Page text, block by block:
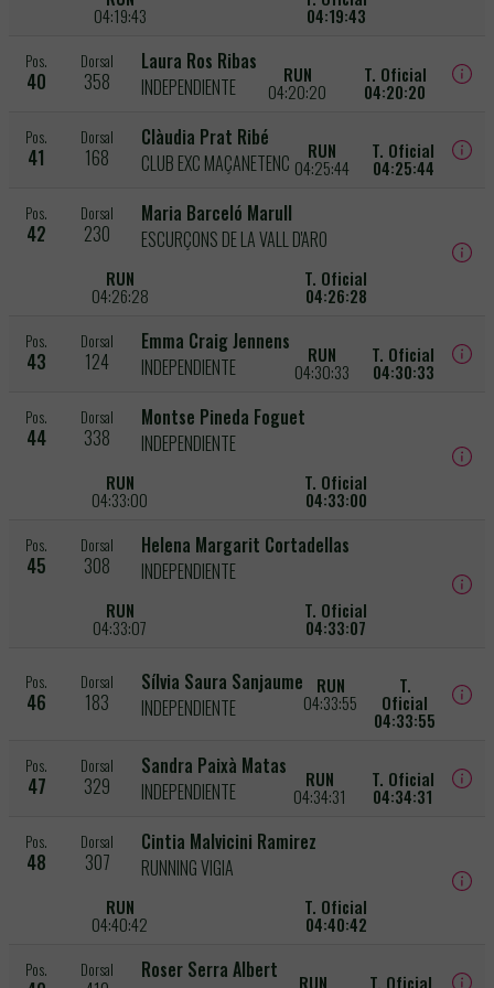
04:19:43 04:19:43
Pos.
40
Dorsal
358
Laura Ros Ribas
INDEPENDIENTE
RUN
04:20:20
T. Oficial
04:20:20
Pos.
41
Dorsal
168
Clàudia Prat Ribé
CLUB EXC MAÇANETENC
RUN
04:25:44
T. Oficial
04:25:44
Pos.
42
Dorsal
230
Maria Barceló Marull
ESCURÇONS DE LA VALL D'ARO
RUN
04:26:28
T. Oficial
04:26:28
Pos.
43
Dorsal
124
Emma Craig Jennens
INDEPENDIENTE
RUN
04:30:33
T. Oficial
04:30:33
Pos.
44
Dorsal
338
Montse Pineda Foguet
INDEPENDIENTE
RUN
04:33:00
T. Oficial
04:33:00
Pos.
45
Dorsal
308
Helena Margarit Cortadellas
INDEPENDIENTE
RUN
04:33:07
T. Oficial
04:33:07
Pos.
46
Dorsal
183
Sílvia Saura Sanjaume
INDEPENDIENTE
RUN
04:33:55
T.
Oficial
04:33:55
Pos.
47
Dorsal
329
Sandra Paixà Matas
INDEPENDIENTE
RUN
04:34:31
T. Oficial
04:34:31
Pos.
48
Dorsal
307
Cintia Malvicini Ramirez
RUNNING VIGIA
RUN
04:40:42
T. Oficial
04:40:42
Pos. Dorsal
Roser Serra Albert
RUN T. Oficial